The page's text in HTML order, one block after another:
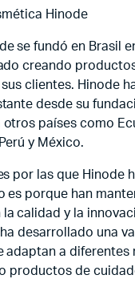
Hinode
se fundó en Brasil
creando
clientes. Hinode
desde su
otros países como
y México.
por las que Hinode
es porque han
calidad y la
desarrollado una
adaptan a diferentes
productos de